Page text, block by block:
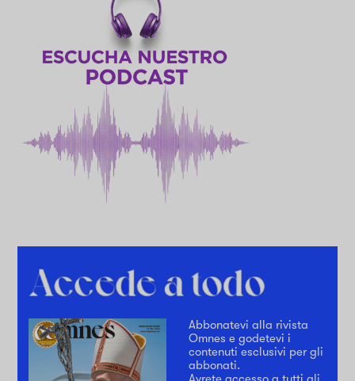
Abbonatevi alla rivista
Omnes e godetevi i
contenuti esclusivi per gli
abbonati.